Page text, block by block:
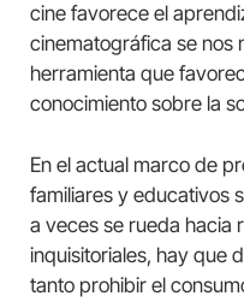
cine favorece el
cinematográfica se nos
herramienta que
conocimiento sobre la
En el actual marco de
familiares y educativos
a veces se rueda hacia
inquisitoriales, hay que
tanto prohibir el